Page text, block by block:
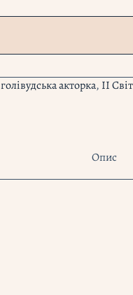
голівудська акторка, ІІ
Опис